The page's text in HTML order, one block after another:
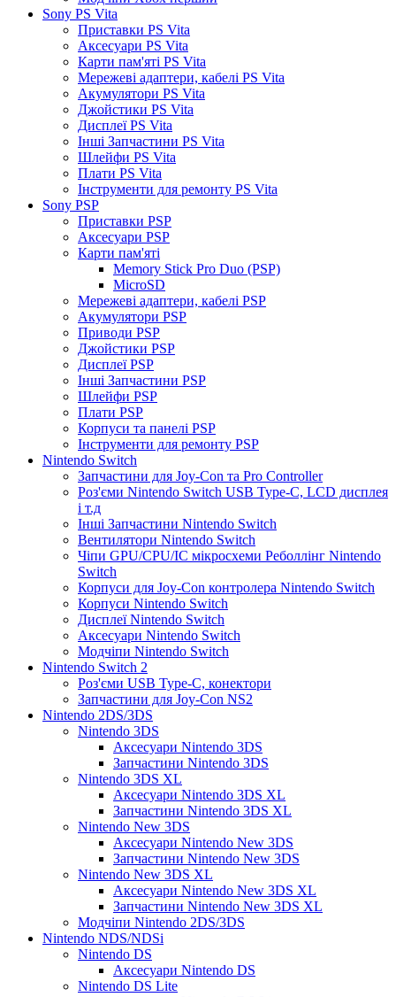
Sony PS Vita
Приставки PS Vita
Аксесуари PS Vita
Карти пам'яті PS Vita
Мережеві адаптери, кабелі PS Vita
Акумулятори PS Vita
Джойстики PS Vita
Дисплеї PS Vita
Інші Запчастини PS Vita
Шлейфи PS Vita
Плати PS Vita
Інструменти для ремонту PS Vita
Sony PSP
Приставки PSP
Аксесуари PSP
Карти пам'яті
Memory Stick Pro Duo (PSP)
MicroSD
Мережеві адаптери, кабелі PSP
Акумулятори PSP
Приводи PSP
Джойстики PSP
Дисплеї PSP
Інші Запчастини PSP
Шлейфи PSP
Плати PSP
Корпуси та панелі PSP
Інструменти для ремонту PSP
Nintendo Switch
Запчастини для Joy-Con та Pro Controller
Роз'єми Nintendo Switch USB Type-C, LCD дисплея
і т.д
Інші Запчастини Nintendo Switch
Вентилятори Nintendo Switch
Чіпи GPU/CPU/IC мікросхеми Реболлінг Nintendo
Switch
Корпуси для Joy-Con контролера Nintendo Switch
Корпуси Nintendo Switch
Дисплеї Nintendo Switch
Аксесуари Nintendo Switch
Модчіпи Nintendo Switch
Nintendo Switch 2
Роз'єми USB Type-C, конектори
Запчастини для Joy-Con NS2
Nintendo 2DS/3DS
Nintendo 3DS
Аксесуари Nintendo 3DS
Запчастини Nintendo 3DS
Nintendo 3DS XL
Аксесуари Nintendo 3DS XL
Запчастини Nintendo 3DS XL
Nintendo New 3DS
Аксесуари Nintendo New 3DS
Запчастини Nintendo New 3DS
Nintendo New 3DS XL
Аксесуари Nintendo New 3DS XL
Запчастини Nintendo New 3DS XL
Модчіпи Nintendo 2DS/3DS
Nintendo NDS/NDSi
Nintendo DS
Аксесуари Nintendo DS
Nintendo DS Lite